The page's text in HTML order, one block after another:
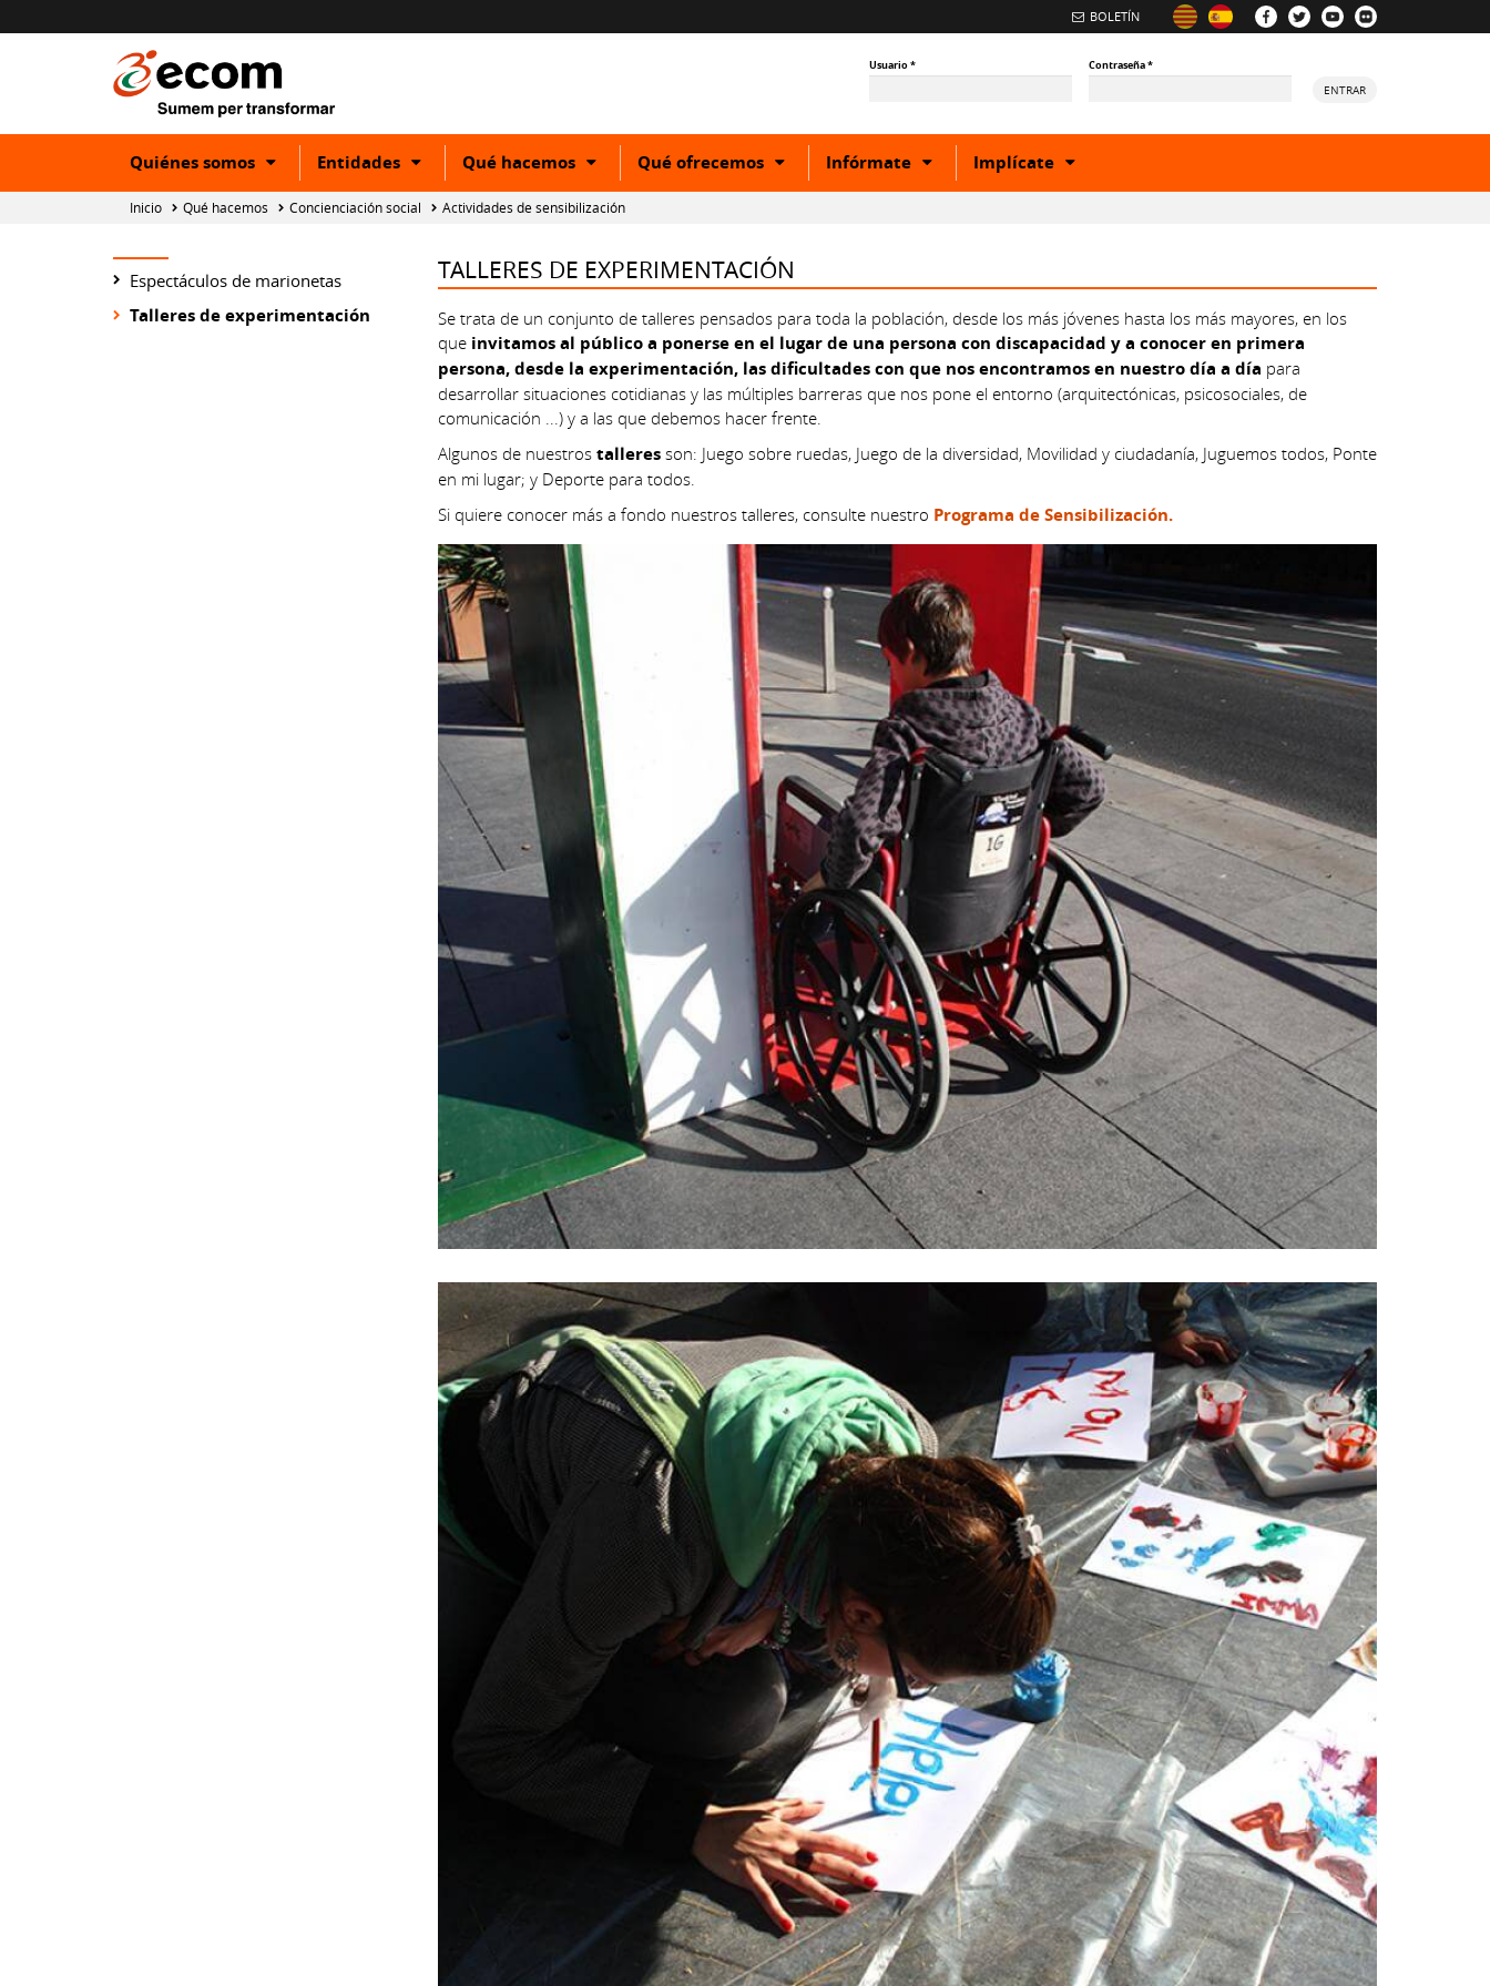
BOLETÍN
Usuario* Contraseña*
ENTRAR
Quiénes somos
Show
hide
Entidades
Show
hide
Qué hacemos
Show
hide
Qué ofrecemos
ShowInfórmate
ShowImplícate
Show
Inicio Qué hacemos Concienciación social Actividades de sensibilización
Espectáculos de marionetas
Talleres de experimentación
TALLERES DE EXPERIMENTACIÓN
Se trata de un conjunto de talleres pensados para toda la población, desde los más jóvenes hasta los más mayores, en los
que invitamos al público a ponerse en el lugar de una persona con discapacidad y a conocer en primera
persona, desde la experimentación, las dificultades con que nos encontramos en nuestro día a día para
desarrollar situaciones cotidianas y las múltiples barreras que nos pone el entorno (arquitectónicas, psicosociales, de
comunicación ...) y a las que debemos hacer frente.
Algunos de nuestrostalleresson: Juego sobre ruedas, Juego de la diversidad, Movilidad y ciudadanía, Juguemos todos, Ponte
en mi lugar; y Deporte para todos.
Si quiere conocer más a fondo nuestros talleres, consulte nuestro Programa de Sensibilización.